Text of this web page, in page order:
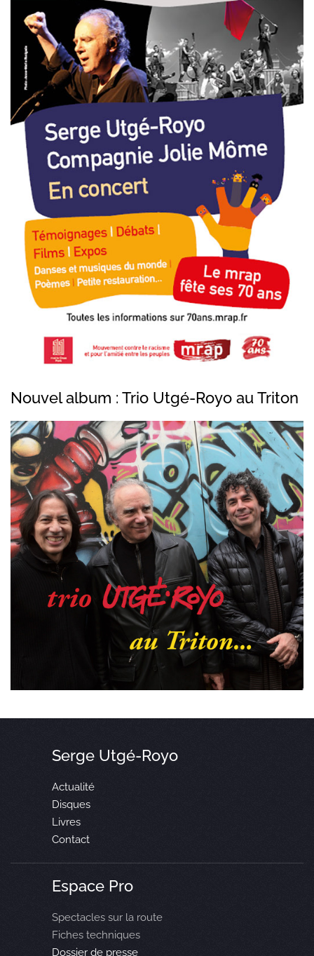
Nouvel album : Trio Utgé-Royo au Triton
Serge Utgé-Royo
Actualité
Disques
Livres
Contact
Espace Pro
Spectacles sur la route
Fiches techniques
Dossier de presse